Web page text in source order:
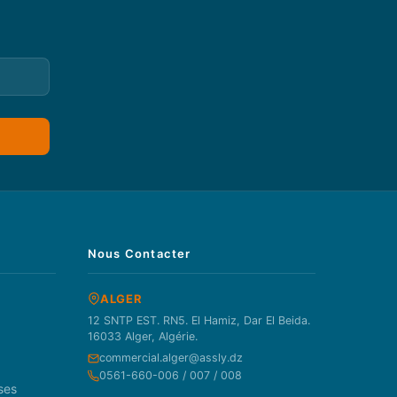
Nous Contacter
ALGER
12 SNTP EST. RN5. El Hamiz, Dar El Beida.
16033 Alger, Algérie.
commercial.alger@assly.dz
0561-660-006 / 007 / 008